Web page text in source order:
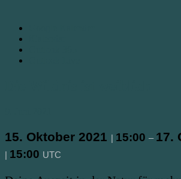
15. Oktober 2021 | 15:00 – 17.
| 15:00 UTC